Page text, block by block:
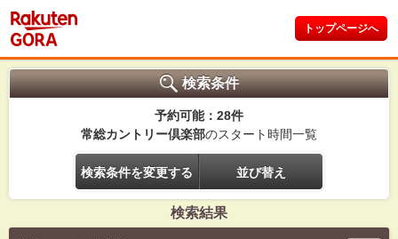
トップページへ
検索条件
予約可能：28件
常総カントリー倶楽部のスタート時間一覧
検索条件を変更する 並び替え
検索結果